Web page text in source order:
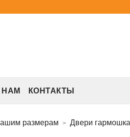
НАМ КОНТАКТЫ
размерам Двери